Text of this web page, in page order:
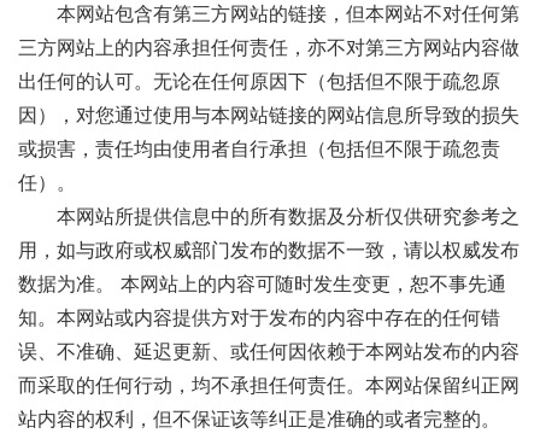
本网站包含有第三方网站的链接，但本网站不对任何第
三方网站上的内容承担任何责任，亦不对第三方网站内容做
出任何的认可。无论在任何原因下（包括但不限于疏忽原
因），对您通过使用与本网站链接的网站信息所导致的损失
或损害，责任均由使用者自行承担（包括但不限于疏忽责
任）。
本网站所提供信息中的所有数据及分析仅供研究参考之
用，如与政府或权威部门发布的数据不一致，请以权威发布
数据为准。 本网站上的内容可随时发生变更，恕不事先通
知。本网站或内容提供方对于发布的内容中存在的任何错
误、不准确、延迟更新、或任何因依赖于本网站发布的内容
而采取的任何行动，均不承担任何责任。本网站保留纠正网
站内容的权利，但不保证该等纠正是准确的或者完整的。